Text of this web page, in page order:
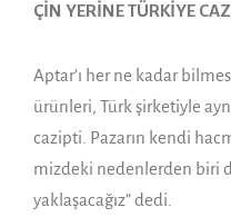
ÇİN YERİNE TÜRKİYE
Aptar’ı her ne kadar
ürünleri, Türk şirketiyle
cazipti. Pa­zarın kendi
mizdeki nedenlerden biri
yaklaşacağız” dedi.